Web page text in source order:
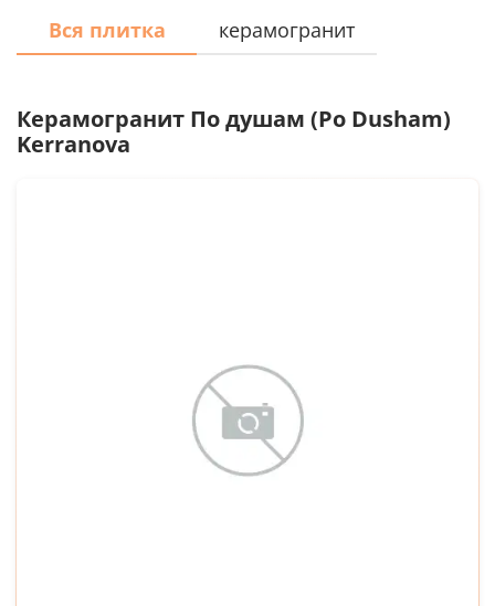
Вся плитка керамогранит
Керамогранит По душам (Po Dusham)
Kerranova